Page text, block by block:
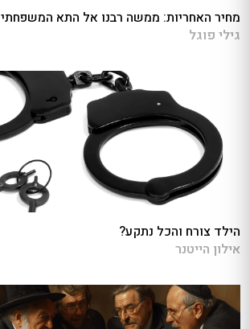
מחיר האחריות: ממשה רבנו אל התא המשפחתי
גילי פוגל
הילד צורח והכל נתקע?
אילון הייטנר